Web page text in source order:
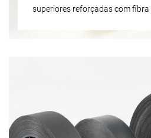
superiores reforçadas com fibra